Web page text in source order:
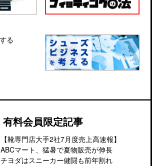
有料会員限定記事
【靴専門店大手2社7月度売上高速報】
ABCマート、猛暑で夏物販売が伸長
チヨダはスニーカー健闘も前年割れ